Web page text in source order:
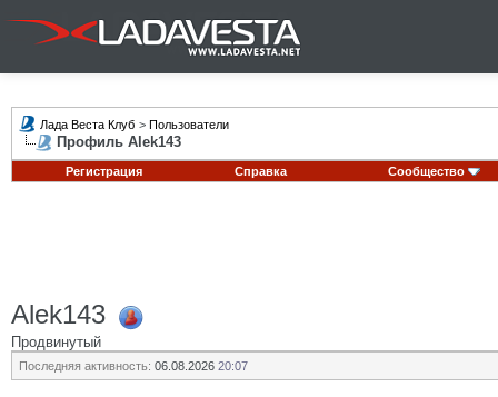
Лада Веста Клуб > Пользователи
Профиль Alek143
Регистрация Справка Сообщество
Alek143
Продвинутый
Последняя активность: 06.08.2026 20:07